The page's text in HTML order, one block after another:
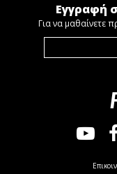
Εγγραφή
Για να μαθαίνετε